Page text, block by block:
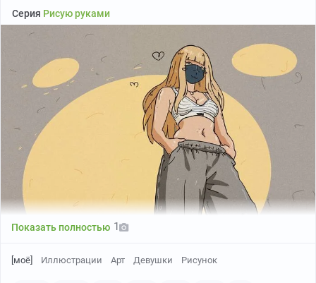
Серия Рисую руками
Показать полностью 1
[моё] Иллюстрации Арт Девушки Рисунок